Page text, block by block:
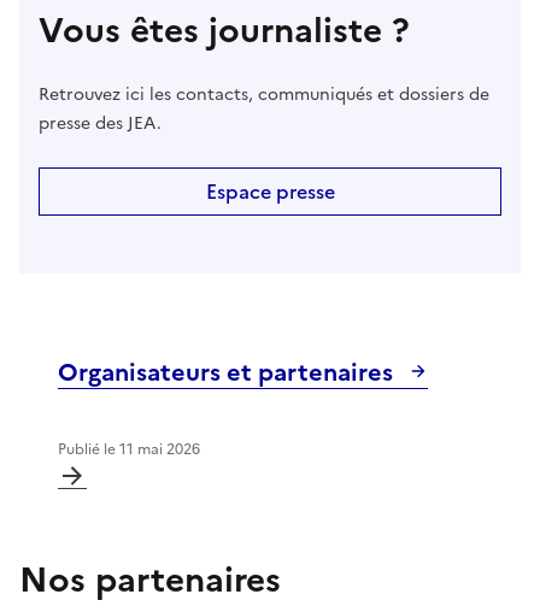
Vous êtes journaliste ?
Retrouvez ici les contacts, communiqués et dossiers de
presse des JEA.
Espace presse
Organisateurs et partenaires
Publié le11 mai 2026
Nos partenaires